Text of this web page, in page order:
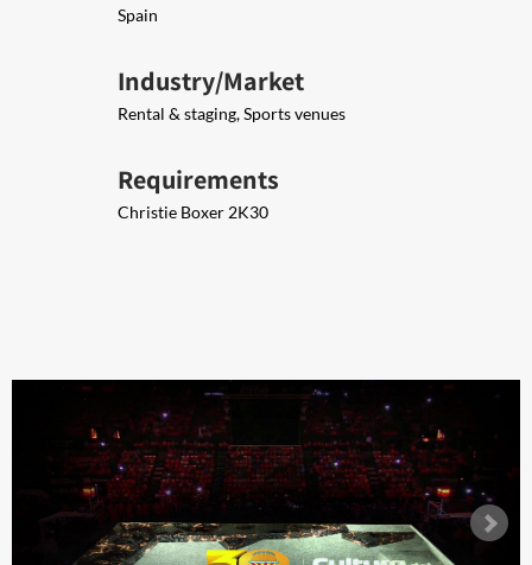
Spain
Industry/Market
Rental & staging, Sports venues
Requirements
Christie Boxer 2K30​